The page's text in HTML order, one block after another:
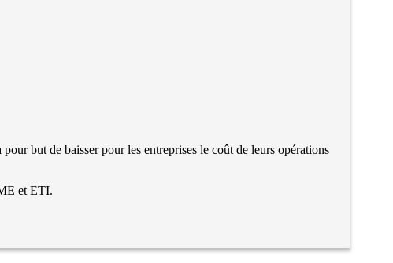
pour but de baisser pour les entreprises le coût de leurs opérations
et ETI.